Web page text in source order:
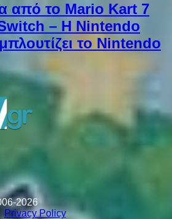
από το Mario Kart 7
– Η Nintendo
το Nintendo
2026
Privacy Policy